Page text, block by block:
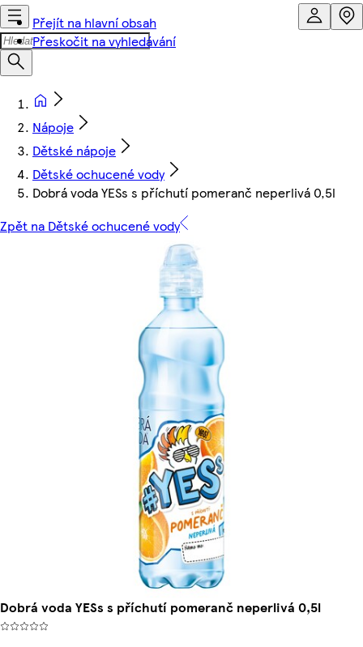
Přejít na hlavní obsah
Přeskočit na vyhledávání
Nápoje
Dětské nápoje
Dětské ochucené vody
Dobrá voda YESs s příchutí pomeranč neperlivá 0,5l
Zpět na Dětské ochucené vody
Dobrá voda YESs s příchutí pomeranč neperlivá 0,5l